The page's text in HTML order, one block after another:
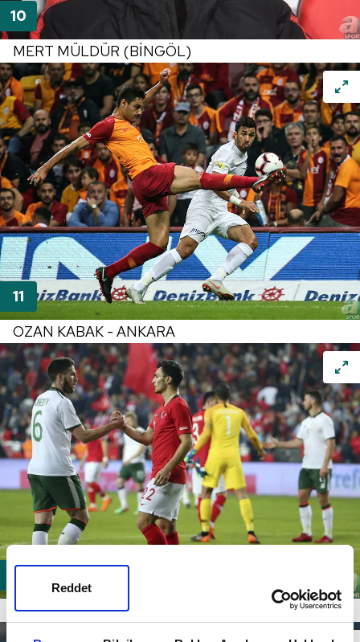
Reddet
MERT MÜLDÜR (BİNGÖL)
OZAN KABAK - ANKARA
KAAN AYHAN - TRABZON / IĞDIR